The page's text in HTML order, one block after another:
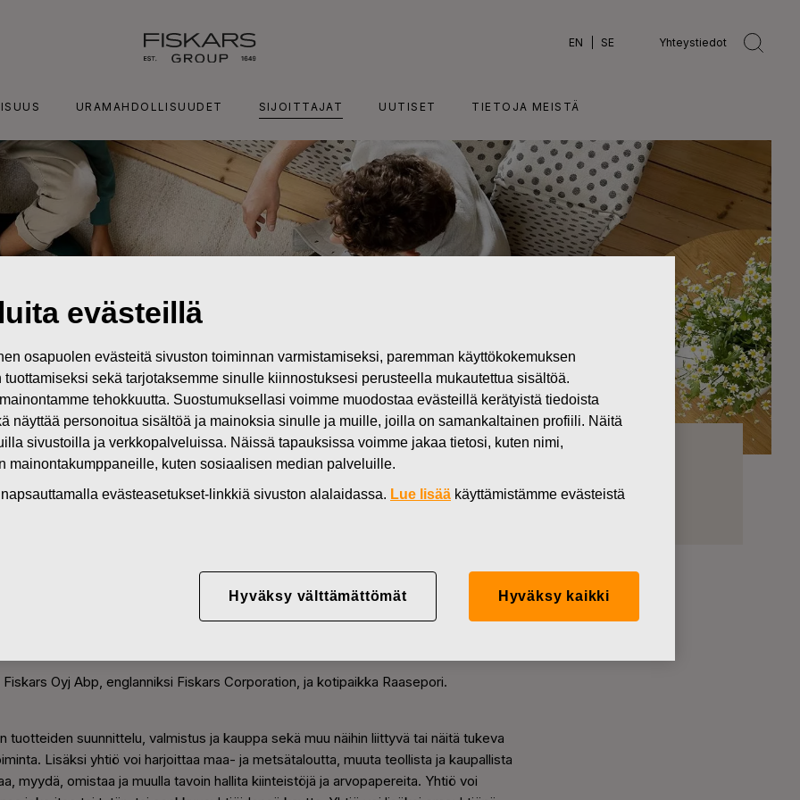
EN SE Yhteystiedot
URAMAHDOLLISUUDET SIJOITTAJAT UUTISET TIETOJA MEISTÄ
Oyj Abp, englanniksi Fiskars Corporation, ja kotipaikka Raasepori.
tuotteiden suunnittelu, valmistus ja kauppa sekä muu näihin liittyvä tai näitä tukeva
Lisäksi yhtiö voi harjoittaa maa- ja metsätaloutta, muuta teollista ja kaupallista
myydä, omistaa ja muulla tavoin hallita kiinteistöjä ja arvopapereita. Yhtiö voi
evästeillä
osapuolen evästeitä sivuston toiminnan varmistamiseksi, paremman käyttökokemuksen
sekä tarjotaksemme sinulle kiinnostuksesi perusteella mukautettua sisältöä.
tehokkuutta. Suostumuksellasi voimme muodostaa evästeillä kerätyistä tiedoista
näyttää personoitua sisältöä ja mainoksia sinulle ja muille, joilla on samankaltainen profiili. Näitä
sivustoilla ja verkkopalveluissa. Näissä tapauksissa voimme jakaa tietosi, kuten nimi,
mainontakumppaneille, kuten sosiaalisen median palveluille.
evästeasetukset-linkkiä sivuston alalaidassa. Lue lisää käyttämistämme evästeistä
Hyväksy välttämättömät Hyväksy kaikki